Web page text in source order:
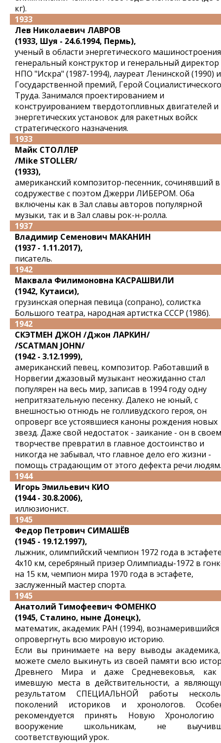
кг).
1933
Лев Николаевич ЛАВРОВ
(1933, Шуя - 24.6.1994, Пермь),
ученый в области энергетического
генеральный конструктор и генеральный директор
НПО "Искра" (1987-1994), лауреат Ленинской (1990) и
Государственной премий, Герой Социалистического
Труда. Занимался проектированием и
конструированием твердотопливных двигателей и
энергетических установок для ракетных войск
стратегического назначения.
1933
Майк СТОЛЛЕР
/Mike STOLLER/
(1933),
американский композитор-песенник, сочинявший в
содружестве с поэтом Джерри ЛИБЕРОМ. Оба
включены как в Зал славы авторов популярной
музыки, так и в Зал славы рок-н-ролла.
1937
Владимир Семенович МАКАНИН
(1937 - 1.11.2017),
писатель.
1942
Маквала Филимоновна КАСРАШВИЛИ
(1942, Кутаиси),
грузинская оперная певица (сопрано), солистка
Большого театра, народная артистка СССР (1986).
1942
СКЭТМЕН ДЖОН /Джон ЛАРКИН/
/SCATMAN JOHN/
(1942 - 3.12.1999),
американский певец, композитор. Работавший в
Норвегии джазовый музыкант неожиданно стал
популярен на весь мир, записав в 1994 году одну
непритязательную песенку. Далеко не юный, с
внешностью отнюдь не голливудского героя, он
опроверг все устоявшиеся каноны рождения новых
звезд. Даже свой недостаток - заикание - он в своем
творчестве превратил в главное достоинство и
никогда не забывал, что главное дело его жизни -
помощь страдающим от этого дефекта речи людям.
1944
Игорь Эмильевич КИО
(1944 - 30.8.2006),
иллюзионист.
1945
Федор Петрович СИМАШЁВ
(1945 - 19.12.1997),
лыжник, олимпийский чемпион 1972 года в
4x10 км, серебряный призер Олимпиады-1972 в
на 15 км, чемпион мира 1970 года в эстафете,
заслуженный мастер спорта.
1945
Анатолий Тимофеевич ФОМЕНКО
(1945, Сталино, ныне Донецк),
математик, академик РАН (1994), вознамерившийся
опровергнуть всю мировую историю.
Если вы принимаете на веру выводы
можете смело выкинуть из своей памяти всю
Древнего Мира и даже Средневековья,
имевшую места в действительности, а
результатом СПЕЦИАЛЬНОЙ работы
поколений историков и хронологов.
рекомендуется принять Новую
вооружение школьникам, не
соответствующий урок.